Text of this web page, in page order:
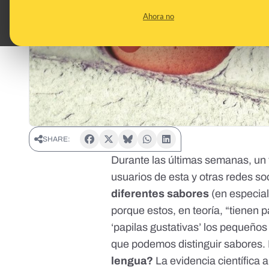
Ahora no
SHARE:
Durante las últimas semanas, un
usuarios de esta y otras redes
diferentes sabores (en
porque estos, en teoría, “tienen
‘papilas gustativas’ los
que podemos distinguir
lengua? La evidencia científica